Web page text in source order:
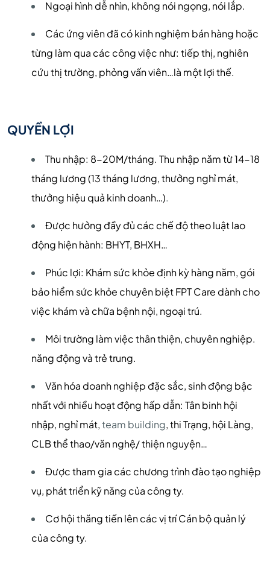
Ngoại hình dễ nhìn, không nói ngọng, nói lắp.
Các ứng viên đã có kinh nghiệm bán hàng hoặc
từng làm qua các công việc như: tiếp thị, nghiên
cứu thị trường, phỏng vấn viên…là một lợi thế.
QUYỀN LỢI
Thu nhập: 8-20M/tháng. Thu nhập năm từ 14-18
tháng lương (13 tháng lương, thưởng nghỉ mát,
thưởng hiệu quả kinh doanh…).
Được hưởng đầy đủ các chế độ theo luật lao
động hiện hành: BHYT, BHXH…
Phúc lợi: Khám sức khỏe định kỳ hàng năm, gói
bảo hiểm sức khỏe chuyên biệt FPT Care dành cho
việc khám và chữa bệnh nội, ngoại trú.
Môi trường làm việc thân thiện, chuyên nghiệp.
năng động và trẻ trung.
Văn hóa doanh nghiệp đặc sắc, sinh động bậc
nhất với nhiều hoạt động hấp dẫn: Tân binh hội
nhập, nghỉ mát,team building, thi Trạng, hội Làng,
CLB thể thao/văn nghệ/ thiện nguyện…
Được tham gia các chương trình đào tạo nghiệp
vụ, phát triển kỹ năng của công ty.
Cơ hội thăng tiến lên các vị trí Cán bộ quản lý
của công ty.